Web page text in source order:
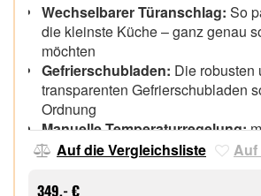
Wechselbarer Türanschlag: So
die kleinste Küche – ganz genau
möchten
Gefrierschubladen: Die robusten
transparenten Gefrierschubladen
Ordnung
Manuelle Temperaturregelung:
verstellbare Temperaturregelung
der praktischen Klappen
Auf die Vergleichsliste Auf
349,- €